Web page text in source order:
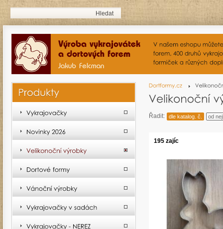
Řadit: dle katalog. č. od
195 zajíc